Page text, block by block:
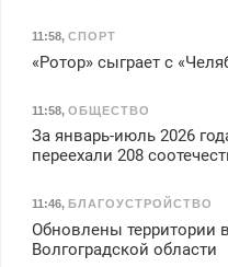
11:58, СПОРТ
«Ротор» сыграет с
11:58, ОБЩЕСТВО
За январь-июль 2026
переехали 208
11:46, БЛАГОУСТРОЙСТВО
Обновлены территории
Волгоградской области